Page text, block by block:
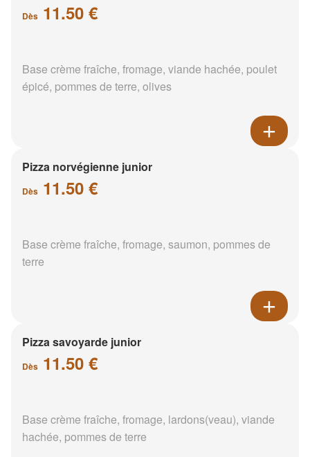
Dès 11.50 €
Base crème fraîche, fromage, viande hachée, poulet
épicé, pommes de terre, olives
Pizza norvégienne junior
Dès 11.50 €
Base crème fraîche, fromage, saumon, pommes de
terre
Pizza savoyarde junior
Dès 11.50 €
Base crème fraîche, fromage, lardons(veau), viande
hachée, pommes de terre